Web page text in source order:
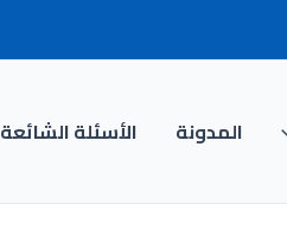
المدونة الأسئلة الشائعة